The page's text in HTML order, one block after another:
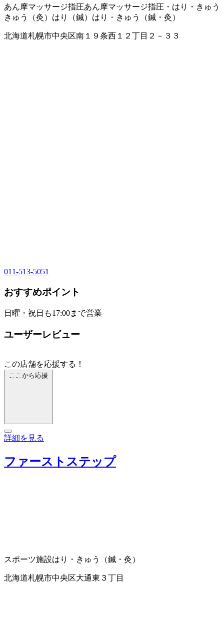
あん摩マッサージ指圧あん摩マッサージ指圧・はり・きゅう
きゅう（灸） はり（鍼） はり・きゅう（鍼・灸）
北海道札幌市中央区南１９条西１２丁目２－３３
011-513-5051
おすすめポイント
日曜・祝日も17:00まで営業
ユーザーレビュー
この店舗を応援する！
ここから応援
詳細を見る
ファーストステップ
スポーツ施設はり・きゅう（鍼・灸）
北海道札幌市中央区大通東３丁目